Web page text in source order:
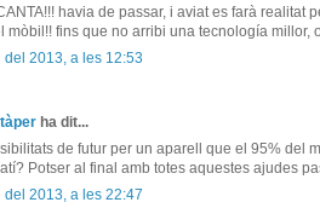
havia de passar, i aviat es farà realitat
mòbil!! fins que no arribi una tecnología millor,
del 2013, a les 12:53
ha dit...
de futur per un aparell que el 95% del
Potser al final amb totes aquestes ajudes
del 2013, a les 22:47